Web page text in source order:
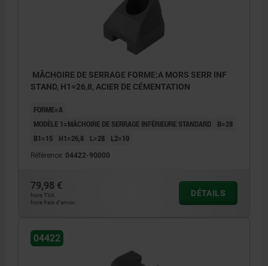
MÂCHOIRE DE SERRAGE FORME:A MORS SERR INF
STAND, H1=26,8, ACIER DE CÉMENTATION
FORME=A
MODÈLE 1=MÂCHOIRE DE SERRAGE INFÉRIEURE STANDARD
B=28
B1=15
H1=26,8 L=28 L2=10
Référence: 04422-90000
79,98 €
hors TVA
hors frais d’envoi
DÉTAILS
04422